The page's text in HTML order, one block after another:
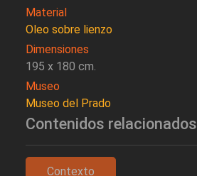
Material
Oleo sobre lienzo
Dimensiones
195 x 180 cm.
Museo
Museo del Prado
Contenidos relacionados
Contexto